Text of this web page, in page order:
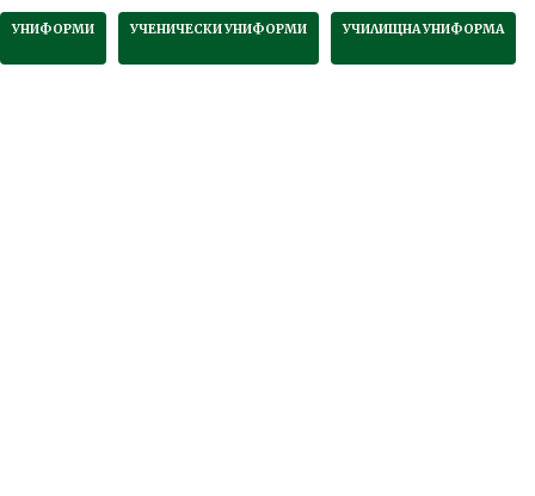
УНИФОРМИ УЧЕНИЧЕСКИ УНИФОРМИ УЧИЛИЩНА УНИФОРМА